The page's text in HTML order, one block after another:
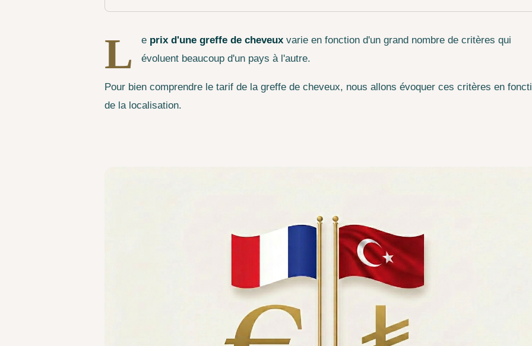
L e prix d'une greffe de cheveux varie en fonction d'un grand nombre de critères qui
évoluent beaucoup d'un pays à l'autre.
Pour bien comprendre le tarif de la greffe de cheveux, nous allons évoquer ces critères en
de la localisation.